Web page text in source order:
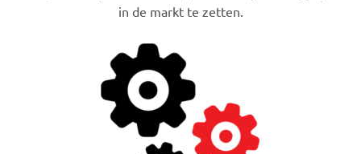
in de markt te zetten.